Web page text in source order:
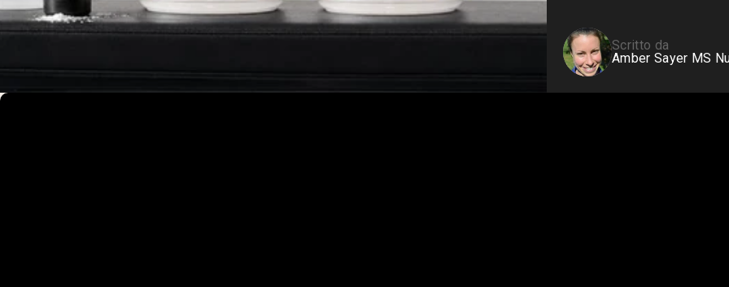
alimentati a erba
Scritto da
Amber Sayer MS